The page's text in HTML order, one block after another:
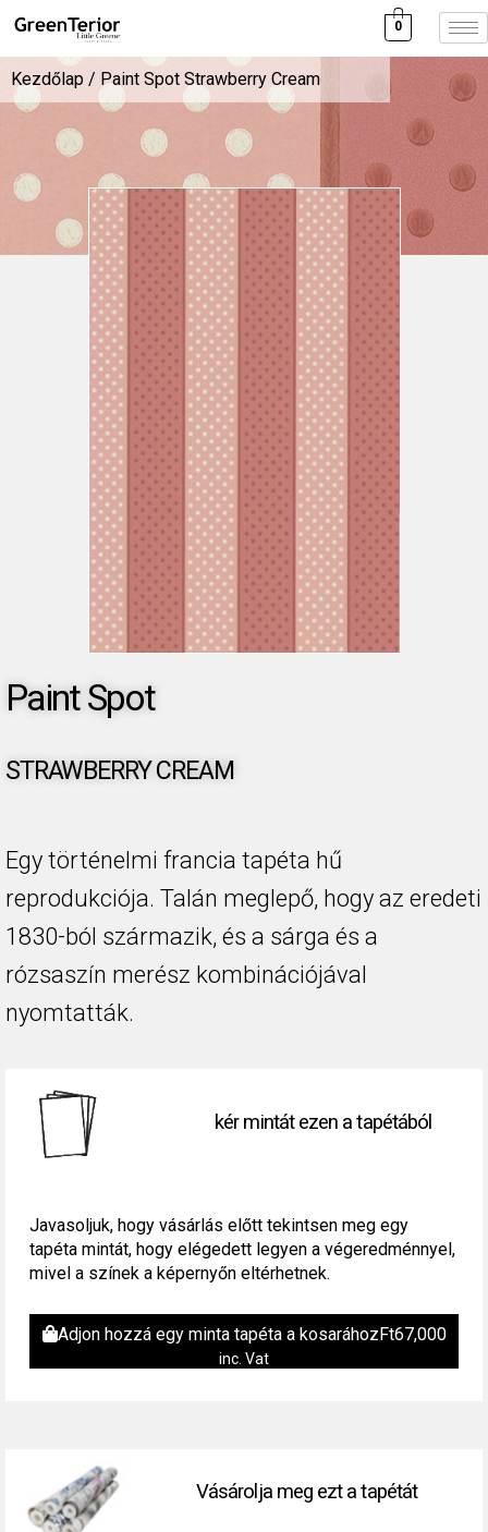
0
Kezdőlap / Paint Spot Strawberry Cream
Paint Spot
STRAWBERRY CREAM
Egy történelmi francia tapéta hű
reprodukciója. Talán meglepő, hogy az eredeti
1830-ból származik, és a sárga és a
rózsaszín merész kombinációjával
nyomtatták.
kér mintát ezen a tapétából
Javasoljuk, hogy vásárlás előtt tekintsen meg egy
tapéta mintát, hogy elégedett legyen a végeredménnyel,
mivel a színek a képernyőn eltérhetnek.
Adjon hozzá egy minta tapéta a kosarához Ft67,000
inc. Vat
Vásárolja meg ezt a tapétát